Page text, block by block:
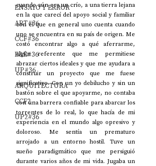
ENSAYO Y ERROR
ART#36
CCF#36
E&E#36
UP#36
ARQUITECTURA
CCF2
UP2#36
cuando aún era un crío, a una tierra lejana
en la que carecí del apoyo social y familiar
con el que en general uno cuenta cuando
uno se encuentra en su país de origen. Me
costó encontrar algo a qué aferrarme,
algún referente que me permitiese
abrazar ciertos ideales y que me ayudara a
construir un proyecto que me fuese
significativo. Con un yo debilucho y sin un
bastón sobre el que apoyarme, no contaba
con una barrera confiable para abarcar los
torrentes de lo real, lo que hacía de mi
experiencia en el mundo algo opresivo y
doloroso. Me sentía un prematuro
arrojado a un entorno hostil. Tuve un
sueño paradigmático que me persiguió
durante varios años de mi vida. Jugaba un